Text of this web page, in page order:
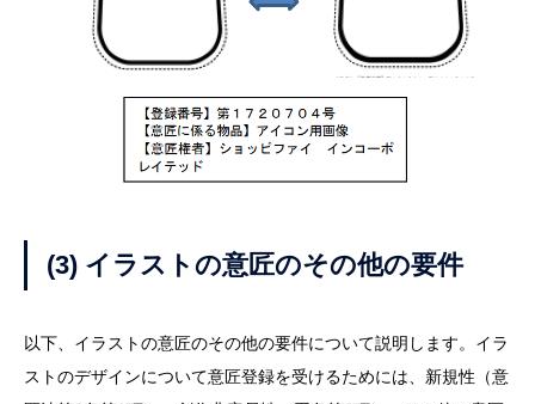
(3) イラストの意匠のその他の要件
以下、イラストの意匠のその他の要件について説明します。イラ
ストのデザインについて意匠登録を受けるためには、新規性（意